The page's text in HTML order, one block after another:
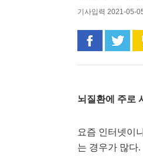
기사입력 2021-05-
페이스북
뇌질환에 주로
요즘 인터넷이
는 경우가 많다.